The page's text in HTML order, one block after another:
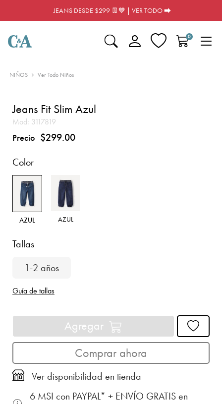
JEANS DESDE $299 👖💙 | VER TODO ⮕
0
NIÑOS Ver Todo Niños
Jeans Fit Slim Azul
Mod: 3117819
Precio $299.00
Color
AZUL AZUL
Tallas
1-2 años
Guía de tallas
Agregar
Comprar ahora
Ver disponibilidad en tienda
6 MSI con PAYPAL* + ENVÍO GRATIS en